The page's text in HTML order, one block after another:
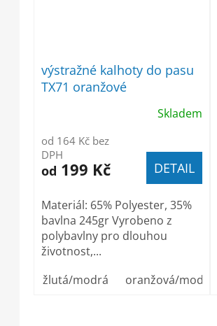
výstražné kalhoty do pasu
TX71 oranžové
Skladem
od 164 Kč bez
DPH
od 199 Kč DETAIL
Materiál: 65% Polyester, 35%
bavlna 245gr Vyrobeno z
polybavlny pro dlouhou
životnost,...
žlutá/modrá
oranžová/modrá